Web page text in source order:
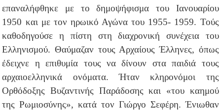
επαναλήφθηκε με το δημοψήφισμα του Ιανουαρίου
1950 και με τον ηρωικό Αγώνα του 1955- 1959. Τούς
καθοδηγούσε η πίστη στη διαχρονική συνέχεια του
Ελληνισμού. Θαύμαζαν τους Αρχαίους Έλληνες, όπως
έδειχνε η επιθυμία τους να δίνουν στα παιδιά τους
αρχαιοελληνικά ονόματα. Ήταν κληρονόμοι της
Ορθόδοξης Βυζαντινής Παράδοσης και «του καημού
της Ρωμιοσύνης», κατά τον Γιώργο Σεφέρη. Ένιωθαν